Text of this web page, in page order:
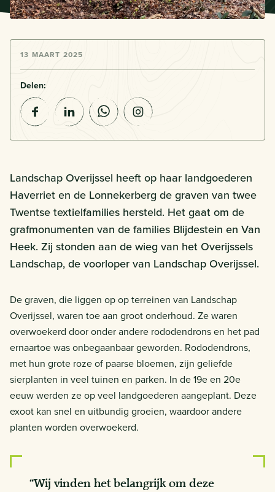
13 MAART 2025
Delen:
Landschap Overijssel heeft op haar landgoederen
Haverriet en de Lonnekerberg de graven van twee
Twentse textielfamilies hersteld. Het gaat om de
grafmonumenten van de families Blijdestein en Van
Heek. Zij stonden aan de wieg van het Overijssels
Landschap, de voorloper van Landschap Overijssel.
De graven, die liggen op op terreinen van Landschap
Overijssel, waren toe aan groot onderhoud. Ze waren
overwoekerd door onder andere rododendrons en het pad
ernaartoe was onbegaanbaar geworden. Rododendrons,
met hun grote roze of paarse bloemen, zijn geliefde
sierplanten in veel tuinen en parken. In de 19e en 20e
eeuw werden ze op veel landgoederen aangeplant. Deze
exoot kan snel en uitbundig groeien, waardoor andere
planten worden overwoekerd.
“Wij vinden het belangrijk om deze